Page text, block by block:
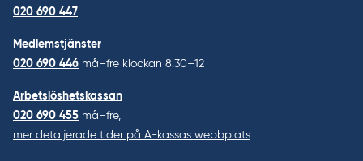
020 690 447
Medlemstjänster
020 690 446 må–fre klockan 8.30–12
Arbetslöshetskassan
020 690 455 må–fre,
mer detaljerade tider på A-kassas webbplats